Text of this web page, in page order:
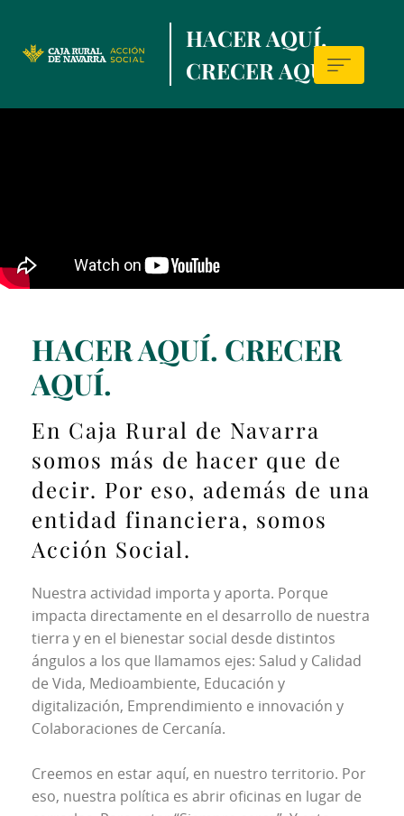
to
contentt
HACER AQUÍ,
CRECER AQUÍ.
HACER AQUÍ. CRECER
AQUÍ.
En Caja Rural de Navarra
somos más de hacer que de
decir. Por eso, además de una
entidad financiera, somos
Acción Social.
Nuestra actividad importa y aporta. Porque
impacta directamente en el desarrollo de nuestra
tierra y en el bienestar social desde distintos
ángulos a los que llamamos ejes: Salud y Calidad
de Vida, Medioambiente, Educación y
digitalización, Emprendimiento e innovación y
Colaboraciones de Cercanía.
Creemos en estar aquí, en nuestro territorio. Por
eso, nuestra política es abrir oficinas en lugar de